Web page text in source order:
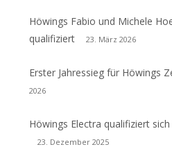
Höwings Fabio und Michele
qualifiziert
23. März 2026
Erster Jahressieg für Höwings
2026
Höwings Electra qualifiziert
23. Dezember 2025